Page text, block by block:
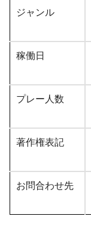
ジャンル
稼働日
プレー人数
著作権表記
お問合わせ先